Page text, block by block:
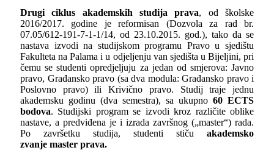
Drugi ciklus akademskih studija prava, od školske
2016/2017. godine je reformisan (Dozvola za rad br.
07.05/612-191-7-1-1/14, od 23.10.2015. god.), tako da se
nastava izvodi na studijskom programu Pravo u sjedištu
Fakulteta na Palama i u odјeljenju van sjedišta u Bijeljini, pri
čemu se studenti opredјeljuju za jedan od smjerova: Javno
pravo, Građansko pravo (sa dva modula: Građansko pravo i
Poslovno pravo) ili Krivično pravo. Studij traje jednu
akademsku godinu (dva semestra), sa ukupno 60 ECTS
bodova. Studijski program se izvodi kroz različite oblike
nastave, a predviđena je i izrada završnog („master“) rada.
Po završetku studija, studenti stiču akademsko
zvanje master prava.